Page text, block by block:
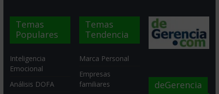
Temas
Populares
Inteligencia
Emocional
Análisis DOFA
Temas
Tendencia
Marca Personal
Empresas
familiares
deGerencia